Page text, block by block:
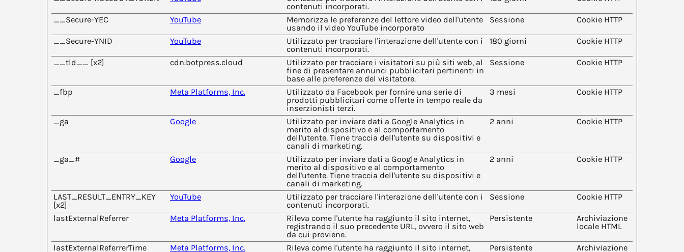
contenuti incorporati.
__Secure-YEC YouTube
Memorizza le preferenze del lettore video dell'utente
usando il video YouTube incorporato
Sessione Cookie HTTP
__Secure-YNID YouTube
Utilizzato per tracciare l'interazione dell'utente con i
contenuti incorporati.
180 giorni Cookie HTTP
__tld__ [x2] cdn.botpress.cloud
Utilizzato per tracciare i visitatori su più siti web, al
fine di presentare annunci pubblicitari pertinenti in
base alle preferenze del visitatore.
Sessione Cookie HTTP
_fbp Meta Platforms, Inc.
Utilizzato da Facebook per fornire una serie di
prodotti pubblicitari come offerte in tempo reale da
inserzionisti terzi.
3 mesi Cookie HTTP
_ga Google
Utilizzato per inviare dati a Google Analytics in
merito al dispositivo e al comportamento
dell'utente. Tiene traccia dell'utente su dispositivi e
canali di marketing.
2 anni Cookie HTTP
_ga_# Google
Utilizzato per inviare dati a Google Analytics in
merito al dispositivo e al comportamento
dell'utente. Tiene traccia dell'utente su dispositivi e
canali di marketing.
2 anni Cookie HTTP
LAST_RESULT_ENTRY_KEY
[x2]
YouTube
Utilizzato per tracciare l'interazione dell'utente con i
contenuti incorporati.
Sessione Cookie HTTP
lastExternalReferrer Meta Platforms, Inc.
Rileva come l'utente ha raggiunto il sito internet,
registrando il suo precedente URL, ovvero il sito web
da cui proviene.
Persistente
Archiviazione
locale HTML
lastExternalReferrerTime Meta Platforms, Inc.
Rileva come l'utente ha raggiunto il sito internet,
Persistente
Archiviazione